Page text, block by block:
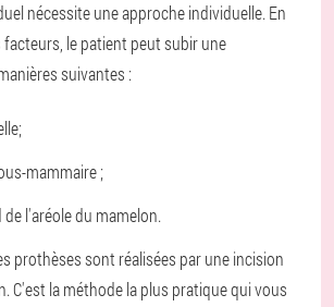
nécessite une approche individuelle. En
le patient peut subir une
suivantes :
mammaire ;
l'aréole du mamelon.
prothèses sont réalisées par une incision
C'est la méthode la plus pratique qui vous